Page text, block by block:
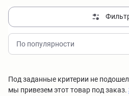
По популярности
Под заданные критерии не
мы привезем этот товар под заказ.